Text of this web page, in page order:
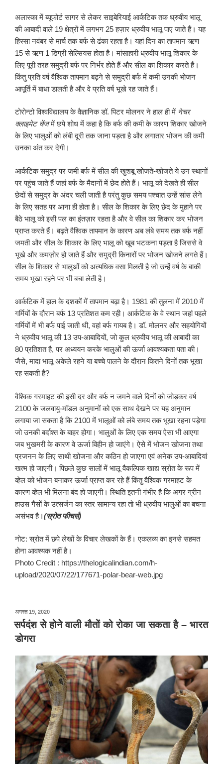
अलास्का में ब्यूफोर्ट सागर से लेकर साइबेरियाई आर्कटिक तक ध्रुवीय भालू
की आबादी वाले 19 क्षेत्रों में लगभग 25 हज़ार ध्रुवीय भालू पाए जाते हैं। यह
हिस्सा नवंबर से मार्च तक बर्फ से ढंका रहता है। यहां दिन का तापमान ऋण
15 से ऋण 1 डिग्री सेल्सियस होता है। मांसाहारी ध्रुवीय भालू शिकार के
लिए पूरी तरह समुद्री बर्फ पर निर्भर होते हैं और सील का शिकार करते हैं।
किंतु प्रति वर्ष वैश्विक तापमान बढ़ने से समुद्री बर्फ में कमी उनकी भोजन
आपूर्ति में बाधा डालती है और वे प्रति वर्ष भूखे रह जाते हैं।
टोरोन्टो विश्वविद्यालय के वैज्ञानिक डॉ. पिटर मोलनर ने हाल ही में नेचर
क्लाइमेट चेंजमें छपे शोध में कहा है कि बर्फ की कमी के कारण शिकार खोजने
के लिए भालुओं को लंबी दूरी तक जाना पड़ता है और लगातार भोजन की कमी
उनका अंत कर देगी।
आर्कटिक समुद्र पर जमी बर्फ में सील की खुशबू खोजते-खोजते ये उन स्थानों
पर पहुंच जाते हैं जहां बर्फ के मैदानों में छेद होते हैं। भालू को देखते ही सील
छेदों से समुद्र के अंदर चली जाती है परंतु कुछ समय पश्चात उन्हें सांस लेने
के लिए सतह पर आना ही होता है। सील के शिकार के लिए छेद के मुहाने पर
बैठे भालू को इसी पल का इंतज़ार रहता है और वे सील का शिकार कर भोजन
प्राप्त करते हैं। बढ़ते वैश्विक तापमान के कारण अब लंबे समय तक बर्फ नहीं
जमती और सील के शिकार के लिए भालू को खूब भटकना पड़ता है जिससे वे
भूखे और कमज़ोर हो जाते हैं और समुद्री किनारों पर भोजन खोजने लगते हैं।
सील के शिकार से भालुओं को अत्यधिक वसा मिलती है जो उन्हें वर्ष के बाकी
समय भूखा रहने पर भी बचा लेती है।
आर्कटिक में हाल के दशकों में तापमान बढ़ा है। 1981 की तुलना में 2010 में
गर्मियों के दौरान बर्फ 13 प्रतिशत कम रही। आर्कटिक के वे स्थान जहां पहले
गर्मियों में भी बर्फ पाई जाती थी, वहां बर्फ गायब है। डॉ. मोलनर और सहयोगियों
ने ध्रुवीय भालू की 13 उप-आबादियों, जो कुल ध्रुवीय भालू की आबादी का
80 प्रतिशत है, पर अध्ययन करके भालुओं की ऊर्जा आवश्यकता पता की।
जैसे, मादा भालू अकेले रहने या बच्चे पालने के दौरान कितने दिनों तक भूखा
रह सकती है?
वैश्विक गरमाहट की इसी दर और बर्फ न जमने वाले दिनों को जोड़कर वर्ष
2100 के जलवायु-मॉडल अनुमानों को एक साथ देखने पर यह अनुमान
लगाया जा सकता है कि 2100 में भालूओं को लंबे समय तक भूखा रहना पड़ेगा
जो उनकी बर्दाश्त के बाहर होगा। भालुओं के लिए एक समय ऐसा भी आएगा
जब भुखमरी के कारण वे ऊर्जा विहीन हो जाएंगे। ऐसे में भोजन खोजना तथा
प्रजनन के लिए साथी खोजना और कठिन हो जाएगा एवं अनेक उप-आबादियां
खत्म हो जाएगी। पिछले कुछ सालों में भालू वैकल्पिक खाद्य स्रोत के रूप में
व्हेल को भोजन बनाकर ऊर्जा प्राप्त कर रहे हैं किंतु वैश्विक गरमाहट के
कारण व्हेल भी मिलना बंद हो जाएगी। स्थिति इतनी गंभीर है कि अगर ग्रीन
हाउस गैसों के उत्सर्जन का स्तर सामान्य रहा तो भी ध्रुवीय भालुओं का बचना
असंभव है।(स्रोत फीचर्स)
नोट: स्रोत में छपे लेखों के विचार लेखकों के हैं। एकलव्य का इनसे सहमत
होना आवश्यक नहीं है।
Photo Credit : https://thelogicalindian.com/h-
upload/2020/07/22/177671-polar-bear-web.jpg
अगस्त 19, 2020पर
प्रकाशित
किया
सर्पदंश से होने वाली मौतों को रोका जा सकता है – भारत
डोगरा